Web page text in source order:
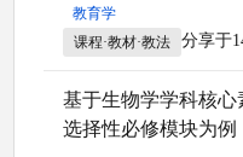
教育学
课程·教材·教法
分享于
基于生物学学科核
选择性必修模块为例